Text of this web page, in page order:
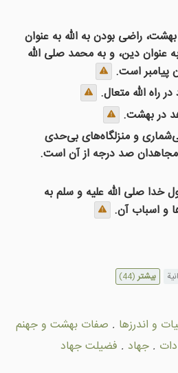
راضی بودن به الله به عنوان
به عنوان دین، و به محمد صلی الله
پیامبر است.
راه الله متعال.
در بهشت.
و منزلگاه‌های بی‌حدی
مجاهدان صد درجه از آن است.
صلی الله علیه و سلم به
و اسباب آن.
بیشتر(44)
و اندرزها . صفات بهشت و جهنم
. جهاد . فضيلت جهاد